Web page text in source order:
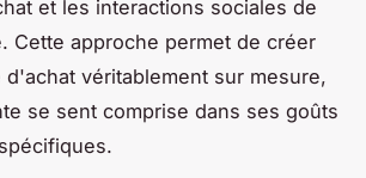
et les interactions sociales de
Cette approche permet de créer
véritablement sur mesure,
se sent comprise dans ses goûts